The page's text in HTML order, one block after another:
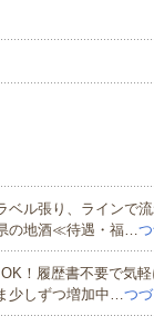
ル張り、ラインで
の地酒≪待遇・福…
！履歴書不要で気
少しずつ増加中…つ